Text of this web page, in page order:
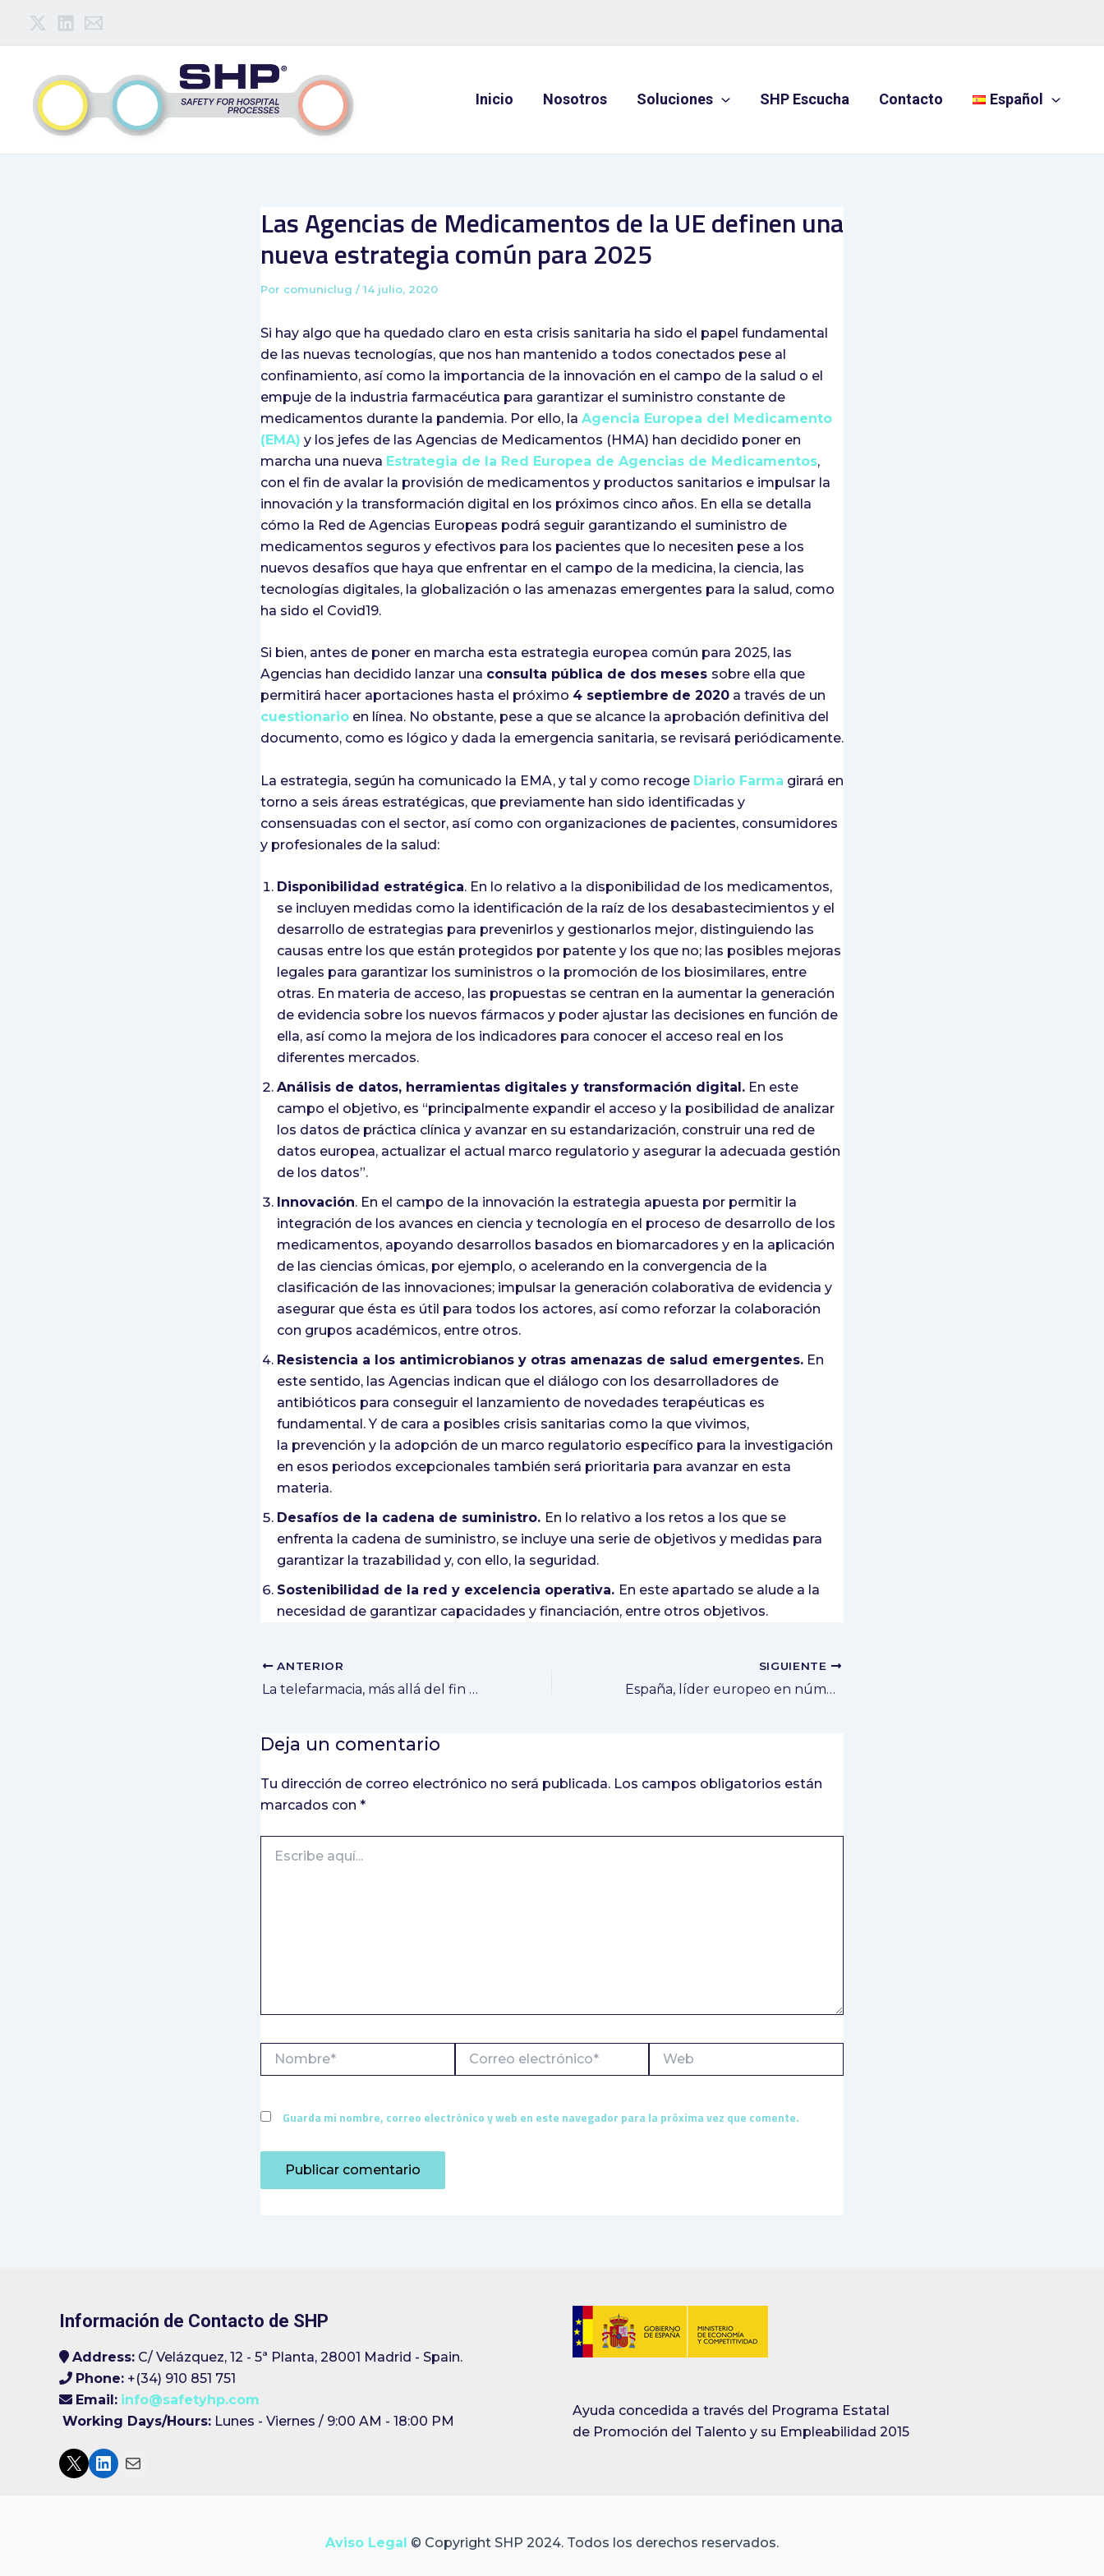
Inicio Nosotros Soluciones SHP Escucha Contacto Español
Las Agencias de Medicamentos de la UE definen una
nueva estrategia común para 2025
Por comuniclug / 14 julio, 2020
Si hay algo que ha quedado claro en esta crisis sanitaria ha sido el papel fundamental
de las nuevas tecnologías, que nos han mantenido a todos conectados pese al
confinamiento, así como la importancia de la innovación en el campo de la salud o el
empuje de la industria farmacéutica para garantizar el suministro constante de
medicamentos durante la pandemia. Por ello, la Agencia Europea del Medicamento
(EMA) y los jefes de las Agencias de Medicamentos (HMA) han decidido poner en
marcha una nueva Estrategia de la Red Europea de Agencias de Medicamentos,
con el fin de avalar la provisión de medicamentos y productos sanitarios e impulsar la
innovación y la transformación digital en los próximos cinco años. En ella se detalla
cómo la Red de Agencias Europeas podrá seguir garantizando el suministro de
medicamentos seguros y efectivos para los pacientes que lo necesiten pese a los
nuevos desafíos que haya que enfrentar en el campo de la medicina, la ciencia, las
tecnologías digitales, la globalización o las amenazas emergentes para la salud, como
ha sido el Covid19.
Si bien, antes de poner en marcha esta estrategia europea común para 2025, las
Agencias han decidido lanzar una consulta pública de dos meses sobre ella que
permitirá hacer aportaciones hasta el próximo 4 septiembre de 2020 a través de un
cuestionario en línea. No obstante, pese a que se alcance la aprobación definitiva del
documento, como es lógico y dada la emergencia sanitaria, se revisará periódicamente.
La estrategia, según ha comunicado la EMA, y tal y como recoge Diario Farma girará en
torno a seis áreas estratégicas, que previamente han sido identificadas y
consensuadas con el sector, así como con organizaciones de pacientes, consumidores
y profesionales de la salud:
Disponibilidad estratégica. En lo relativo a la disponibilidad de los medicamentos,
se incluyen medidas como la identificación de la raíz de los desabastecimientos y el
desarrollo de estrategias para prevenirlos y gestionarlos mejor, distinguiendo las
causas entre los que están protegidos por patente y los que no; las posibles mejoras
legales para garantizar los suministros o la promoción de los biosimilares, entre
otras. En materia de acceso, las propuestas se centran en la aumentar la generación
de evidencia sobre los nuevos fármacos y poder ajustar las decisiones en función de
ella, así como la mejora de los indicadores para conocer el acceso real en los
diferentes mercados.
Análisis de datos, herramientas digitales y transformación digital. En este
campo el objetivo, es “principalmente expandir el acceso y la posibilidad de analizar
los datos de práctica clínica y avanzar en su estandarización, construir una red de
datos europea, actualizar el actual marco regulatorio y asegurar la adecuada gestión
de los datos”.
Innovación. En el campo de la innovación la estrategia apuesta por permitir la
integración de los avances en ciencia y tecnología en el proceso de desarrollo de los
medicamentos, apoyando desarrollos basados en biomarcadores y en la aplicación
de las ciencias ómicas, por ejemplo, o acelerando en la convergencia de la
clasificación de las innovaciones; impulsar la generación colaborativa de evidencia y
asegurar que ésta es útil para todos los actores, así como reforzar la colaboración
con grupos académicos, entre otros.
Resistencia a los antimicrobianos y otras amenazas de salud emergentes. En
este sentido, las Agencias indican que el diálogo con los desarrolladores de
antibióticos para conseguir el lanzamiento de novedades terapéuticas es
fundamental. Y de cara a posibles crisis sanitarias como la que vivimos,
la prevención y la adopción de un marco regulatorio específico para la investigación
en esos periodos excepcionales también será prioritaria para avanzar en esta
materia.
Desafíos de la cadena de suministro. En lo relativo a los retos a los que se
enfrenta la cadena de suministro, se incluye una serie de objetivos y medidas para
garantizar la trazabilidad y, con ello, la seguridad.
Sostenibilidad de la red y excelencia operativa. En este apartado se alude a la
necesidad de garantizar capacidades y financiación, entre otros objetivos.
ANTERIOR
La telefarmacia, más allá del fin del estado de alarma
SIGUIENTE
España, líder europeo en número de ensayos clínicos de tratamientos contra el coronavirus y el cuarto del mundo
Deja un comentario
Tu dirección de correo electrónico no será publicada. Los campos obligatorios están
marcados con *
Escribe
aquí...
Nombre*
Correo
electrónico*
Web
Guarda mi nombre, correo electrónico y web en este navegador para la próxima vez que comente.
Información de Contacto de SHP
Address: C/ Velázquez, 12 - 5ª Planta, 28001 Madrid - Spain.
Phone: +(34) 910 851 751
Email: info@safetyhp.com
Working Days/Hours: Lunes - Viernes / 9:00 AM - 18:00 PM
Ayuda concedida a través del Programa Estatal
de Promoción del Talento y su Empleabilidad 2015
Aviso Legal © Copyright SHP 2024. Todos los derechos reservados.